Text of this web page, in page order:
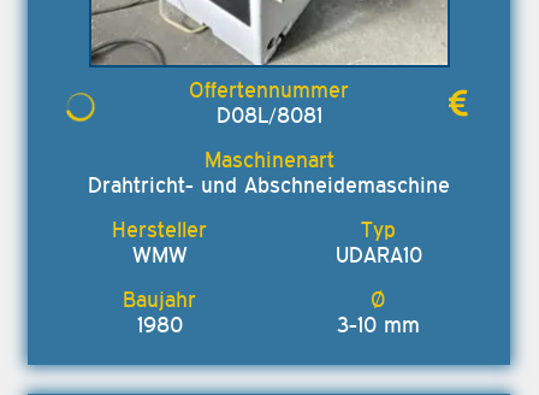
D08L/8081
Drahtricht- und Abschneidemaschine
WMW UDARA10
1980 3-10 mm